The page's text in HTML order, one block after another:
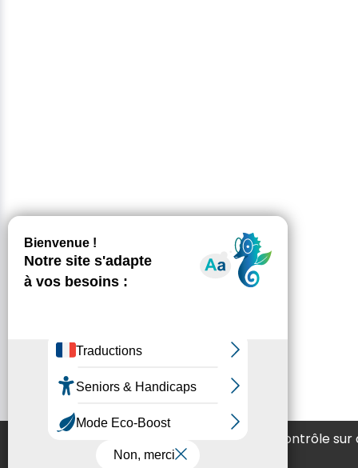
Ce site utilise des cookies et vous donne le contrôle sur
souhaitez activer